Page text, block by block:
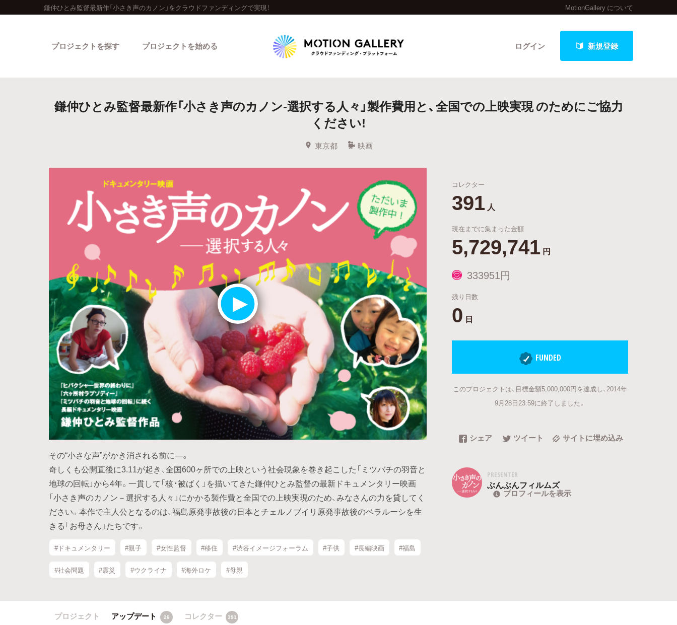
鎌仲ひとみ監督最新作「小さき声のカノン」をクラウドファンディングで実現！ MotionGallery について
ログイン 新規登録
プロジェクトを探す
人気のプロジェクト 新着プロジェクト 終了間近のプロジェクト
Feature
カテゴリーから探す タグから探す キュレーターから探す 特集から探す
Legendary
最新達成プロジェクト 調達額が大きいプロジェクト
プロジェクトを始める
鎌仲ひとみ監督最新作「小さき声のカノン-選択する人々」製作費用と、全国での上映実現 のためにご協力
ください!
東京都 映画
その“小さな声”がかき消される前に―。
奇しくも公開直後に3.11が起き、全国600ヶ所での上映という社会現象を巻き起こした「ミツバチの羽音と
地球の回転」から4年。一貫して「核・被ばく」を描いてきた鎌仲ひとみ監督の最新ドキュメンタリー映画
「小さき声のカノン－選択する人々」にかかる製作費と全国での上映実現のため、みなさんの力を貸してく
ださい。本作で主人公となるのは、福島原発事故後の日本とチェルノブイリ原発事故後のベラルーシを生
きる「お母さん」たちです。
#ドキュメンタリー #親子 #女性監督 #移住 #渋谷イメージフォーラム #子供 #長編映画 #福島
#社会問題 #震災 #ウクライナ #海外ロケ #母親
コレクター
391 人
現在までに集まった金額
5,729,741 円
333951円
残り日数
0 日
FUNDED
このプロジェクトは、目標金額5,000,000円を達成し、2014年
9月28日23:59に終了しました。
シェア ツイート サイトに埋め込み
PRESENTER
ぶんぶんフィルムズ
プロフィールを表示
プロジェクト アップデート 26 コレクター 391